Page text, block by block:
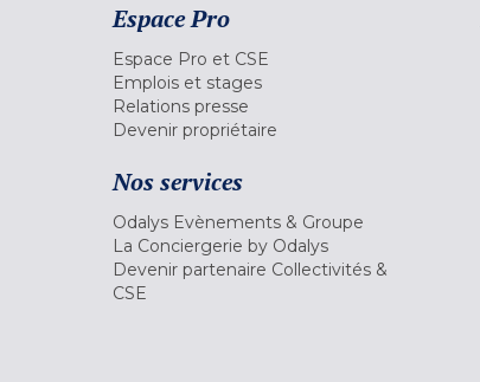
Espace Pro
Espace Pro et CSE
Emplois et stages
Relations presse
Devenir propriétaire
Nos services
Odalys Evènements & Groupe
La Conciergerie by Odalys
Devenir partenaire Collectivités &
CSE